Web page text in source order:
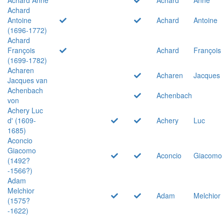
Achard
Antoine
(1696-1772)
Achard
Antoine
Achard
François
(1699-1782)
Achard
François
Acharen
Jacques van
Acharen
Jacques
Achenbach
von
Achenbach
Achery Luc
d' (1609-
1685)
Achery
Luc
Aconcio
Giacomo
(1492?
-1566?)
Aconcio Giacomo
Adam
Melchior
(1575?
-1622)
Adam Melchior